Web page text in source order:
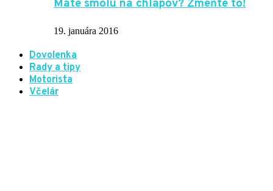
Máte smolu na chlapov? Zmeňte to!
19. januára 2016
Dovolenka
Rady a tipy
Motorista
Včelár